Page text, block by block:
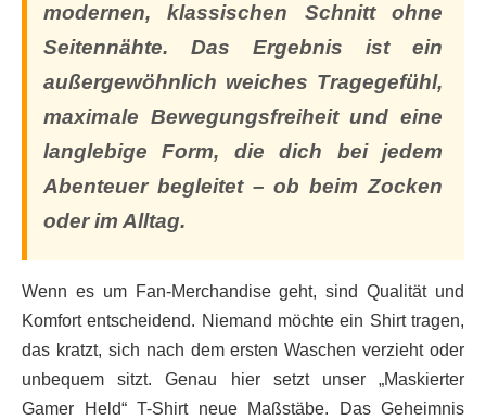
modernen, klassischen Schnitt ohne
Seitennähte. Das Ergebnis ist ein
außergewöhnlich weiches Tragegefühl,
maximale Bewegungsfreiheit und eine
langlebige Form, die dich bei jedem
Abenteuer begleitet – ob beim Zocken
oder im Alltag.
Wenn es um Fan-Merchandise geht, sind Qualität und
Komfort entscheidend. Niemand möchte ein Shirt tragen,
das kratzt, sich nach dem ersten Waschen verzieht oder
unbequem sitzt. Genau hier setzt unser „Maskierter
Gamer Held“ T-Shirt neue Maßstäbe. Das Geheimnis